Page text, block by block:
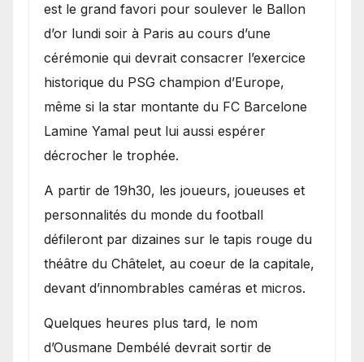
est le grand favori pour soulever le Ballon
d’or lundi soir à Paris au cours d’une
cérémonie qui devrait consacrer l’exercice
historique du PSG champion d’Europe,
même si la star montante du FC Barcelone
Lamine Yamal peut lui aussi espérer
décrocher le trophée.
A partir de 19h30, les joueurs, joueuses et
personnalités du monde du football
défileront par dizaines sur le tapis rouge du
théâtre du Châtelet, au coeur de la capitale,
devant d’innombrables caméras et micros.
Quelques heures plus tard, le nom
d’Ousmane Dembélé devrait sortir de